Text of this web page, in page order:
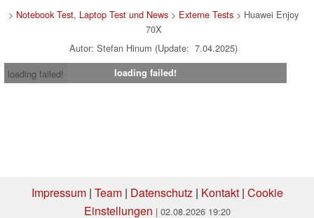
> Notebook Test, Laptop Test und News > Externe Tests > Huawei Enjoy
70X
Autor: Stefan Hinum (Update: 7.04.2025)
loading failed!
loading failed!
Impressum| Team| Datenschutz| Kontakt| Cookie
Einstellungen | 02.08.2026 19:20